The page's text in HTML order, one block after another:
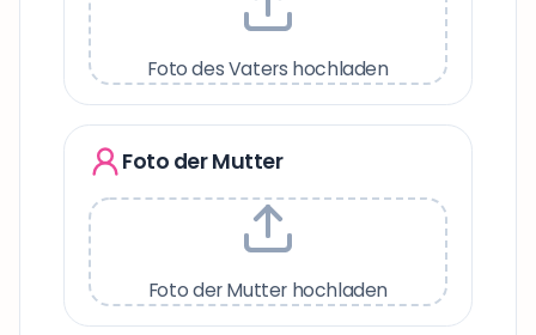
Foto des Vaters hochladen
Foto der Mutter
Foto der Mutter hochladen